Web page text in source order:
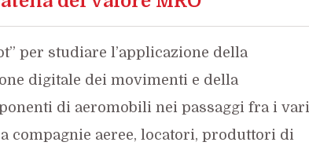
per studiare l’applicazione della
digitale dei movimenti e della
di aeromobili nei passaggi fra i vari
compagnie aeree, locatori, produttori di